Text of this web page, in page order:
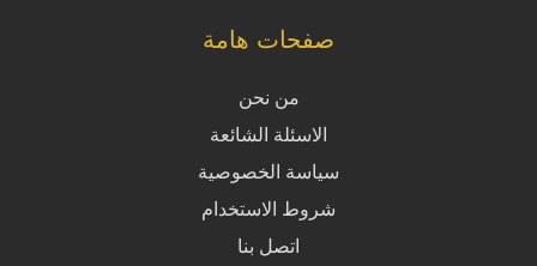
صفحات هامة
من نحن
الاسئلة الشائعة
سياسة الخصوصية
شروط الاستخدام
اتصل بنا